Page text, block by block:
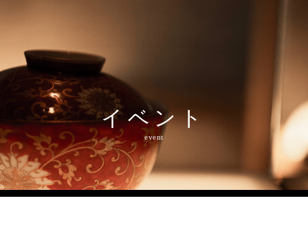
MENU
イベント
event